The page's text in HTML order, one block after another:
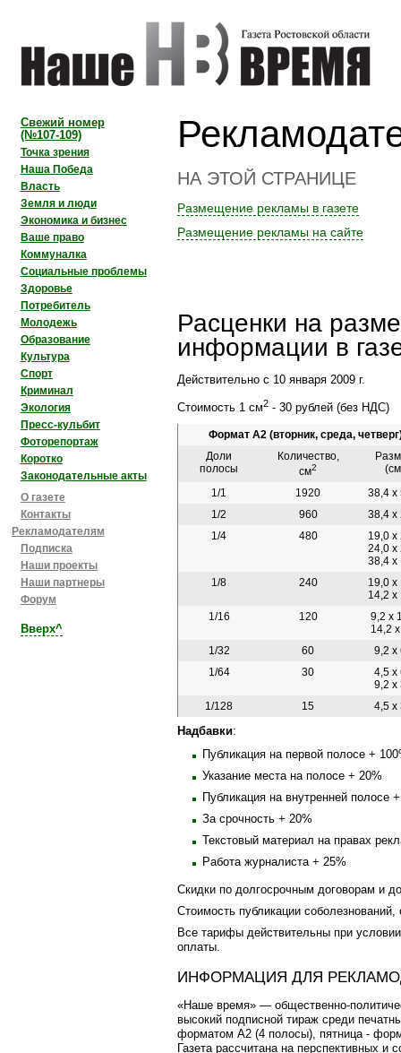
НА ЭТОЙ СТРАНИЦЕ
Размещение рекламы в газете
Размещение рекламы на сайте
Расценки на
информации в
Действительно с 10 января 2009 г.
Стоимость 1 см2 - 30 рублей (без НДС)
Формат А2 (вторник, среда,
Доли
полосы
Количество,
см2
1/1
1920
38,4 х
1/2
960
38,4 х
1/4
480
19,0 х
24,0 х
38,4 х
1/8
240
19,0 х
14,2 х
1/16
120
9,2 х
14,2
1/32
60
9,2 х
1/64
30
4,5 х
9,2 х
1/128
15 4,5 х
Надбавки:
Публикация на первой полосе +
Указание места на полосе + 20%
Публикация на внутренней полосе
За срочность + 20%
Текстовый материал на правах
Работа журналиста + 25%
Скидки по долгосрочным договорам и
Стоимость публикации
Все тарифы действительны при
оплаты.
ИНФОРМАЦИЯ ДЛЯ
«Наше время» — общественно-
высокий подписной тираж среди
форматом А2 (4 полосы), пятница -
Газета рассчитана на перспективных и
Свежий номер
(№107-109)
Точка зрения
Наша Победа
Власть
Земля и люди
Экономика и бизнес
Ваше право
Коммуналка
Социальные проблемы
Здоровье
Потребитель
Молодежь
Образование
Культура
Спорт
Криминал
Экология
Пресс-кульбит
Фоторепортаж
Коротко
Законодательные акты
О газете
Контакты
Рекламодателям
Подписка
Наши проекты
Наши партнеры
Форум
Вверх^